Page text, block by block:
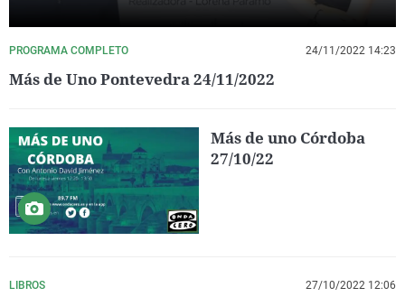
PROGRAMA COMPLETO 24/11/2022 14:23
Más de Uno Pontevedra 24/11/2022
Más de uno Córdoba
27/10/22
LIBROS 27/10/2022 12:06